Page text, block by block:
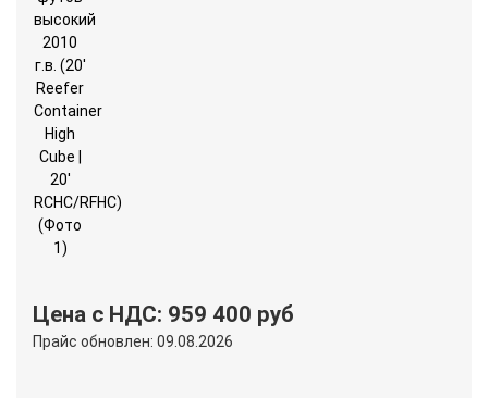
Цена с НДС: 959 400 руб
Прайс обновлен: 09.08.2026